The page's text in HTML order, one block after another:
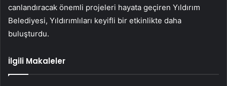
canlandıracak önemli projeleri hayata geçiren Yıldırım
Belediyesi, Yıldırımlıları keyifli bir etkinlikte daha
buluşturdu.
İlgili Makaleler